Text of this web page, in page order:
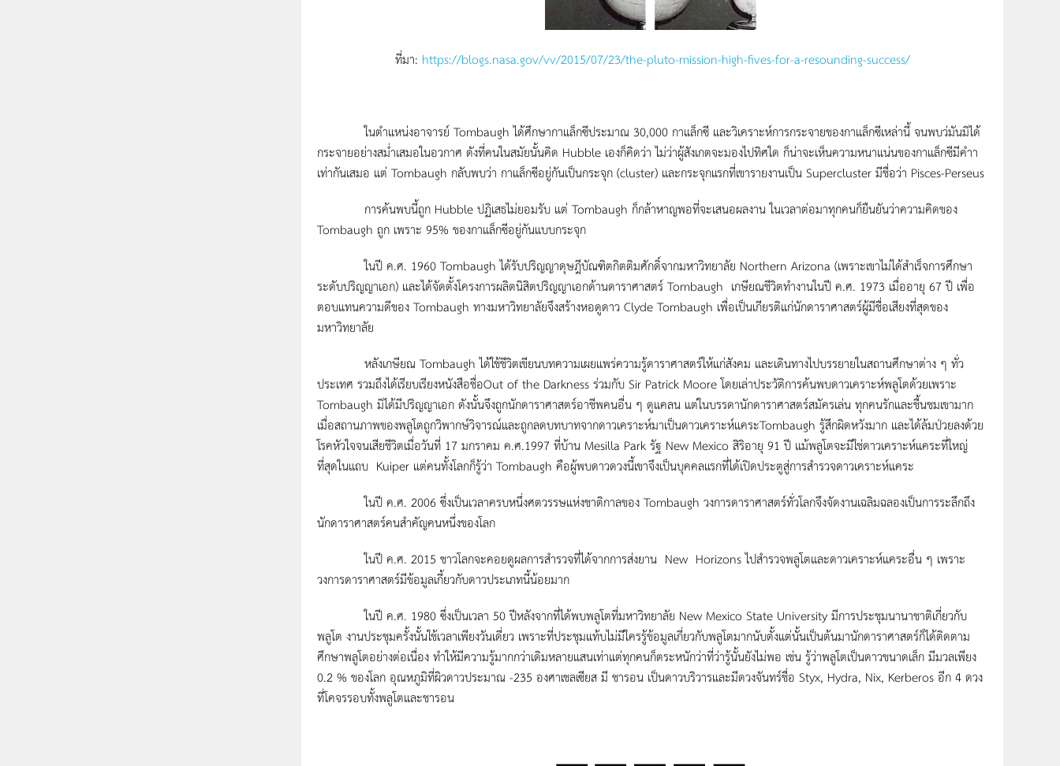
ที่มา: https://blogs.nasa.gov/vv/2015/07/23/the-pluto-mission-high-fives-for-a-resounding-success/
ในตำแหน่งอาจารย์ Tombaugh ได้ศึกษากาแล็กซีประมาณ 30,000 กาแล็กซี และวิเคราะห์การกระจายของกาแล็กซีเหล่านี้ จนพบว่มันมิได้
กระจายอย่างสม่ำเสมอในอวกาศ ดังที่คนในสมัยนั้นคิด Hubble เองก็คิดว่า ไม่ว่าผู้สังเกตจะมองไปทิศใด ก็น่าจะเห็นความหนาแน่นของกาแล็กซีมีคำา
เท่ากันเสมอ แต่ Tombaugh กลับพบว่า กาแล็กซีอยู่กันเป็นกระจุก (cluster) และกระจุกแรกที่เขารายงานเป็น Supercluster มีชื่อว่า Pisces-Perseus
การค้นพบนี้ถูก Hubble ปฏิเสธไม่ยอมรับ แต่ Tombaugh ก็กล้าหาญพอที่จะเสนอผลงาน ในเวลาต่อมาทุกคนก็ยืนยันว่าความคิดของ
Tombaugh ถูก เพราะ 95% ของกาแล็กซีอยู่กันแบบกระจุก
ในปี ค.ศ. 1960 Tombaugh ได้รับปริญญาดุษฎีบัณฑิตกิตติมศักดิ์จากมหาวิทยาลัย Northern Arizona (เพราะเขาไม่ได้สำเร็จการศึกษา
ระดับปริญญาเอก) และได้จัดตั้งโครงการผลิตนิสิตปริญญาเอกด้านดาราศาสตร์ Tombaugh เกษียณชีวิตทำงานในปี ค.ศ. 1973 เมื่ออายุ 67 ปี เพื่อ
ตอบแทนความดีของ Tombaugh ทางมหาวิทยาลัยจึงสร้างหอดูดาว Clyde Tombaugh เพื่อเป็นเกียรติแก่นักดาราศาสตร์ผู้มีชื่อเสียงที่สุดของ
มหาวิทยาลัย
หลังเกษียณ Tombaugh ได้ใช้ชีวิตเขียนบทความเผยแพร่ความรู้ดาราศาสตร์ให้แก่สังคม และเดินทางไปบรรยายในสถานศึกษาต่าง ๆ ทั่ว
ประเทศ รวมถึงได้เรียบเรียงหนังสือชื่อOut of the Darkness ร่วมกับ Sir Patrick Moore โดยเล่าประวัติการค้นพบดาวเคราะห์พลูโตด้วยเพราะ
Tombaugh มิได้มีปริญญาเอก ดังนั้นจึงถูกนักดาราศาสตร์อาชีพคนอื่น ๆ ดูแคลน แต่ในบรรดานักดาราศาสตร์สมัครเล่น ทุกคนรักและชื้นชมเขามาก
เมื่อสถานภาพของพลูโตถูกวิพากษ์วิจารณ์และถูกลดบทบาทจากดาวเคราะห์มาเป็นดาวเคราะห์แคระTombaugh รู้สึกผิดหวังมาก และได้ล้มป่วยลงด้วย
โรคหัวใจจนเสียชีวิตเมื่อวันที่ 17 มกราคม ค.ศ.1997 ที่บ้าน Mesilla Park รัฐ New Mexico สิริอายุ 91 ปี แม้พลูโตจะมีใช่ดาวเคราะห์แคระที่ใหญ่
ที่สุดในแถบ Kuiper แต่คนทั้งโลกก็รู้ว่า Tombaugh คือผู้พบดาวดวงนี้เขาจึงเป็นบุคคลแรกที่ได้เปิดประตูสู่การสำรวจดาวเคราะห์แคระ
ในปี ค.ศ. 2006 ซึ่งเป็นเวลาครบหนึ่งศตวรรษแห่งชาติกาลของ Tombaugh วงการดาราศาสตร์ทั่วโลกจึงจัดงานเฉลิมฉลองเป็นการระลึกถึง
นักดาราศาสตร์คนสำคัญคนหนึ่งของโลก
ในปี ค.ศ. 2015 ชาวโลกจะคอยดูผลการสำรวจที่ได้จากการส่งยาน New Horizons ไปสำรวจพลูโตและดาวเคราะห์แคระอื่น ๆ เพราะ
วงการดาราศาสตร์มีข้อมูลเกี้ยวกับดาวประเภทนี้น้อยมาก
ในปี ค.ศ. 1980 ซึ่งเป็นเวลา 50 ปีหลังจากที่ได้พบพลูโตที่มหาวิทยาลัย New Mexico State University มีการประชุมนานาชาติเกี่ยวกับ
พลูโต งานประชุมครั้งนั้นใช้เวลาเพียงวันเดี่ยว เพราะที่ประชุมแท้บไม่มีใครรู้ข้อมูลเกี่ยวกับพลูโตมากนับตั้งแต่นั้นเป็นต้นมานักดาราศาสตร์ก็ได้ติดตาม
ศึกษาพลูโตอย่างต่อเนื่อง ทำให้มีความรู้มากกว่าเดิมหลายแสนเท่าแต่ทุกคนก็ตระหนักว่าที่ว่ารู้นั้นยังไม่พอ เช่น รู้ว่าพลูโตเป็นดาวขนาดเล็ก มีมวลเพียง
0.2 % ของโลก อุณหภูมิที่ผิวดาวประมาณ -235 องศาเชลเซียส มี ชารอน เป็นดาวบริวารและมีดวงจันทร์ชื่อ Styx, Hydra, Nix, Kerberos อีก 4 ดวง
ที่โคจรรอบทั้งพลูโตและชารอน